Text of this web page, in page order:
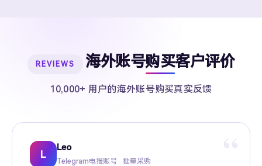
REVIEWS 海外账号购买客户评价
10,000+ 用户的海外账号购买真实反馈
L
Leo
Telegram电报账号 · 批量采购
Sarah
Twitter推特高粉号 · Web3项目推广
Kevin
TikTok账号 · 跨境电商矩阵运营
Mike
Facebook广告账号 · 跨境广告投放
Amy
Instagram账号 · 品牌海外推广
Daniel
Gmail账号 · Apple ID · AI工具账号
Jason
YouTube账号 · 内容变现
Wing
Telegram Premium代充 · 个人用户
Richard
海外账号批发 · MCN机构